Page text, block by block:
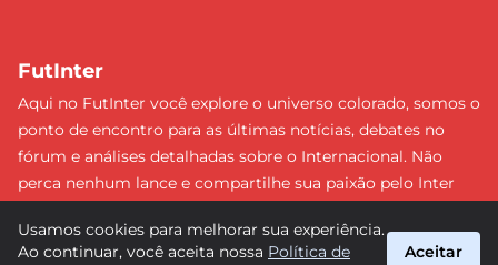
FutInter
Aqui no FutInter você explore o universo colorado, somos o
ponto de encontro para as últimas notícias, debates no
fórum e análises detalhadas sobre o Internacional. Não
perca nenhum lance e compartilhe sua paixão pelo Inter
parte dessa jornada emocionante rumo às vitórias!
Usamos cookies para melhorar sua experiência.
Ao continuar, você aceita nossa Política de
Aceitar